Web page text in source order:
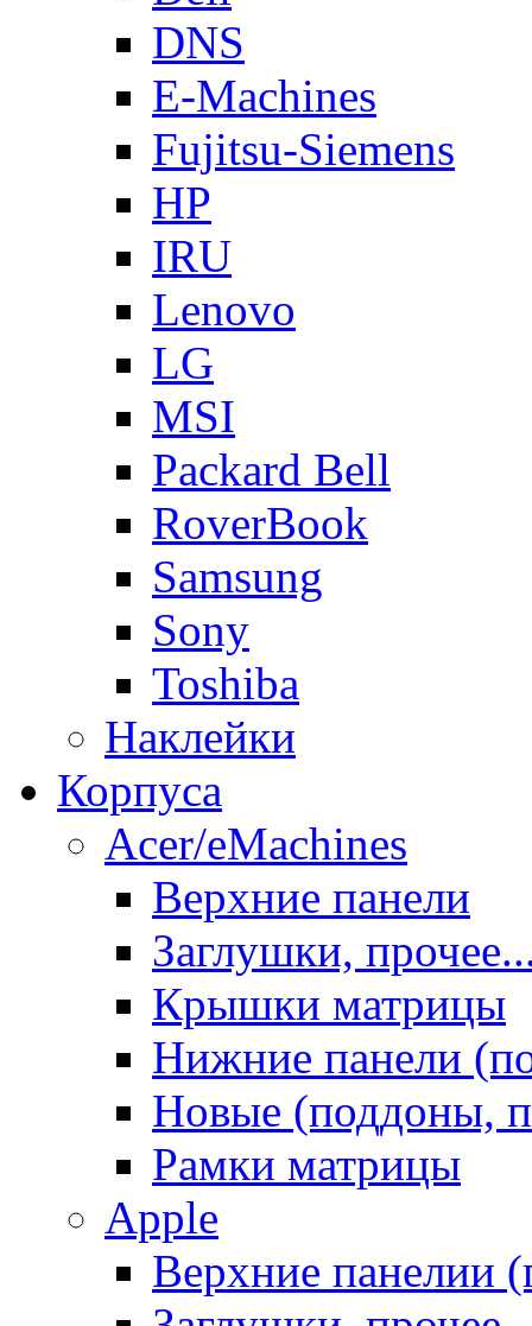
DNS
E-Machines
Fujitsu-Siemens
HP
IRU
Lenovo
LG
MSI
Packard Bell
RoverBook
Samsung
Sony
Toshiba
Наклейки
Корпуса
Acer/eMachines
Верхние панели
Заглушки,
Крышки матрицы
Нижние панели
Новые (поддоны,
Рамки матрицы
Apple
Верхние панелии